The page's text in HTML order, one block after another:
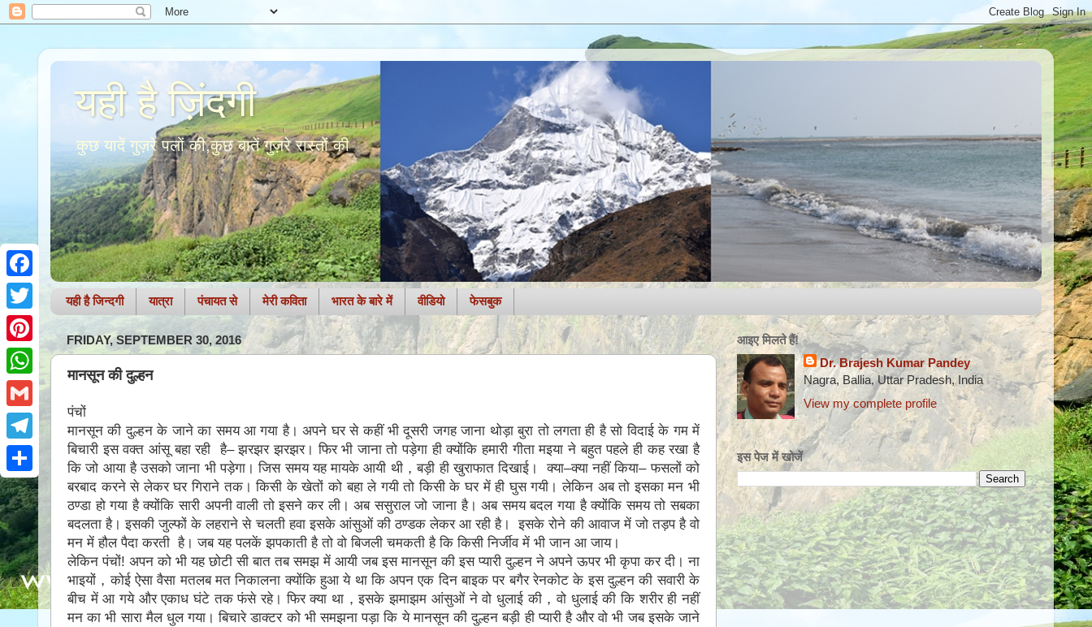
यही है ज़िंदगी
कुछ यादें गुज़रे पलों की,कुछ बातें गुज़रे रास्तों की
यही है जिन्दगी यात्रा पंचायत से मेरी कविता भारत के बारे में वीडियो फेसबुक
FRIDAY, SEPTEMBER 30, 2016
मानसून की दुल्हन
पंचों
मानसून की दुल्हन के जाने का समय आ गया है। अपने घर से कहीं भी दूसरी जगह जाना थोड़ा बुरा तो लगता ही है सो विदाई के गम में
बिचारी इस वक्त आंसू बहा रही है– झरझर झरझर। फिर भी जाना तो पड़ेगा ही क्योंकि हमारी गीता मइया ने बहुत पहले ही कह रखा है
कि जो आया है उसको जाना भी पड़ेगा। जिस समय यह मायके आयी थी，बड़ी ही खुराफात दिखाई। क्या–क्या नहीं किया– फसलों को
बरबाद करने से लेकर घर गिराने तक। किसी के खेतों को बहा ले गयी तो किसी के घर में ही घुस गयी। लेकिन अब तो इसका मन भी
ठण्डा हो गया है क्योंकि सारी अपनी वाली तो इसने कर ली। अब ससुराल जो जाना है। अब समय बदल गया है क्योंकि समय तो सबका
बदलता है। इसकी जुल्फों के लहराने से चलती हवा इसके आंसुओं की ठण्डक लेकर आ रही है। इसके रोने की आवाज में जो तड़प है वो
मन में हौल पैदा करती है। जब यह पलकें झपकाती है तो वो बिजली चमकती है कि किसी निर्जीव में भी जान आ जाय।
लेकिन पंचोंǃ अपन को भी यह छोटी सी बात तब समझ में आयी जब इस मानसून की इस प्यारी दुल्हन ने अपने ऊपर भी कृपा कर दी। ना
भाइयों，कोई ऐसा वैसा मतलब मत निकालना क्योंकि हुआ ये था कि अपन एक दिन बाइक पर बगैर रेनकोट के इस दुल्हन की सवारी के
बीच में आ गये और एकाध घंटे तक फंसे रहे। फिर क्या था，इसके झमाझम आंसुओं ने वो धुलाई की，वो धुलाई की कि शरीर ही नहीं
मन का भी सारा मैल धुल गया। बिचारे डाक्टर को भी समझना पड़ा कि ये मानसून की दुल्हन बड़ी ही प्यारी है और वो भी जब इसके जाने
F
a
c
e
b
o
o
k
T
w
i
e
r
P
i
n
e
r
e
s
t
W
h
a
s
A
p
p
G
m
a
i
l
T
e
l
e
g
r
a
S
h
a
r
e
आइए मिलते हैंǃ
Dr. Brajesh Kumar Pandey
Nagra, Ballia, Uttar Pradesh, India
View my complete profile
इस पेज में खोजें